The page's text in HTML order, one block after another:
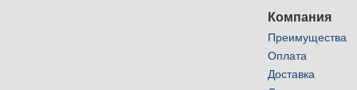
Компания
Преимущества
Оплата
Доставка